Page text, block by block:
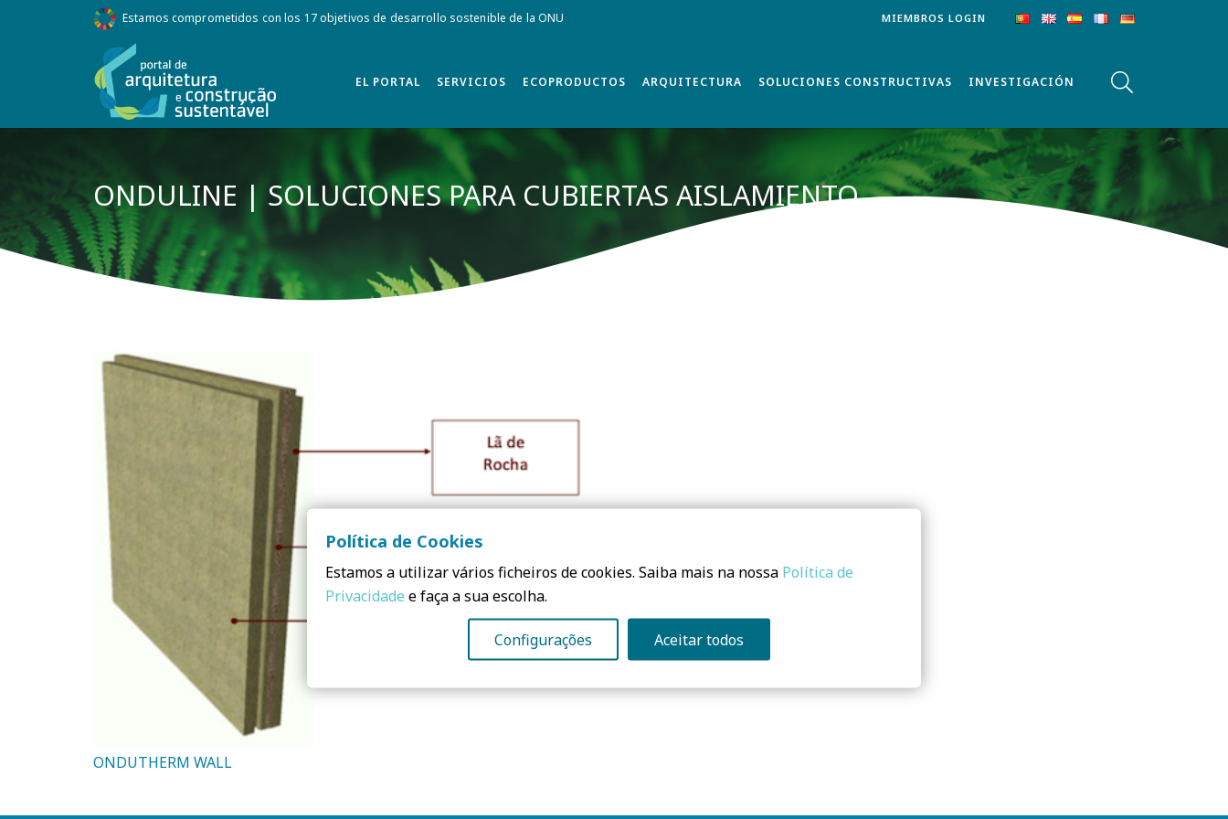
Estamos comprometidos con los 17 objetivos de desarrollo sostenible de la ONU MIEMBROS LOGIN
EL PORTAL SERVICIOS ECOPRODUCTOS ARQUITECTURA SOLUCIONES CONSTRUCTIVAS INVESTIGACIÓN
ONDULINE | SOLUCIONES PARA CUBIERTAS AISLAMIENTO
ONDUTHERM WALL
Política de Cookies
Estamos a utilizar vários ficheiros de cookies. Saiba mais na nossa Política de
Privacidade e faça a sua escolha.
Configurações Aceitar todos